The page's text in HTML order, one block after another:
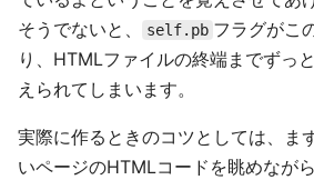
そうでないと、
self.pb フラグがこ
り、HTMLファイルの終端までずっと
えられてしまいます。
実際に作るときのコツとしては、ま
いページのHTMLコードを眺めなが